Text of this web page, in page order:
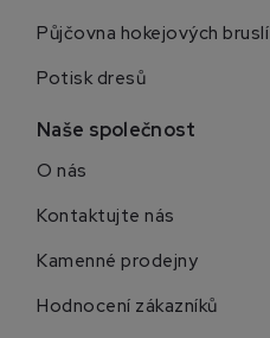
Půjčovna hokejových bruslí
Potisk dresů
Naše společnost
O nás
Kontaktujte nás
Kamenné prodejny
Hodnocení zákazníků